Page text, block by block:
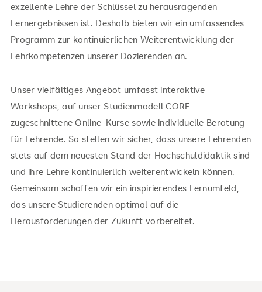
exzellente Lehre der Schlüssel zu herausragenden
Lernergebnissen ist. Deshalb bieten wir ein umfassendes
Programm zur kontinuierlichen Weiterentwicklung der
Lehrkompetenzen unserer Dozierenden an.
Unser vielfältiges Angebot umfasst interaktive
Workshops, auf unser Studienmodell CORE
zugeschnittene Online-Kurse sowie individuelle Beratung
für Lehrende. So stellen wir sicher, dass unsere Lehrenden
stets auf dem neuesten Stand der Hochschuldidaktik sind
und ihre Lehre kontinuierlich weiterentwickeln können.
Gemeinsam schaffen wir ein inspirierendes Lernumfeld,
das unsere Studierenden optimal auf die
Herausforderungen der Zukunft vorbereitet.